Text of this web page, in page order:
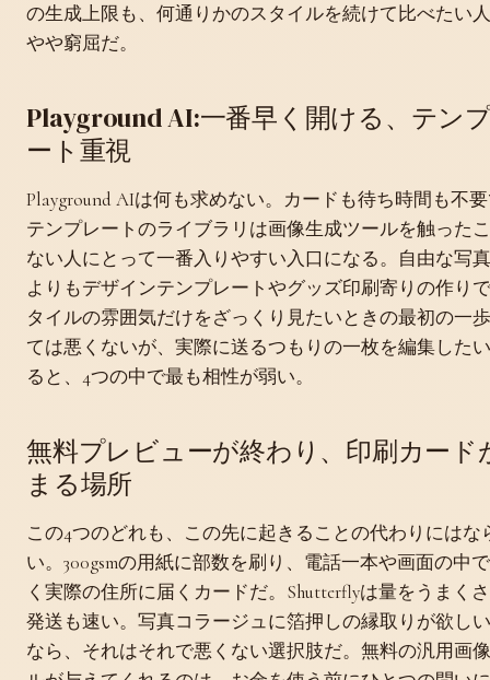
の生成上限も、何通りかのスタイルを続けて比べたい
やや窮屈だ。
Playground AI:一番早く開ける、テン
ート重視
Playground AIは何も求めない。カードも待ち時間も不
テンプレートのライブラリは画像生成ツールを触った
ない人にとって一番入りやすい入口になる。自由な写
よりもデザインテンプレートやグッズ印刷寄りの作り
タイルの雰囲気だけをざっくり見たいときの最初の一
ては悪くないが、実際に送るつもりの一枚を編集した
ると、4つの中で最も相性が弱い。
無料プレビューが終わり、印刷カード
まる場所
この4つのどれも、この先に起きることの代わりにはな
い。300gsmの用紙に部数を刷り、電話一本や画面の中
く実際の住所に届くカードだ。Shutterflyは量をうまく
発送も速い。写真コラージュに箔押しの縁取りが欲し
なら、それはそれで悪くない選択肢だ。無料の汎用画